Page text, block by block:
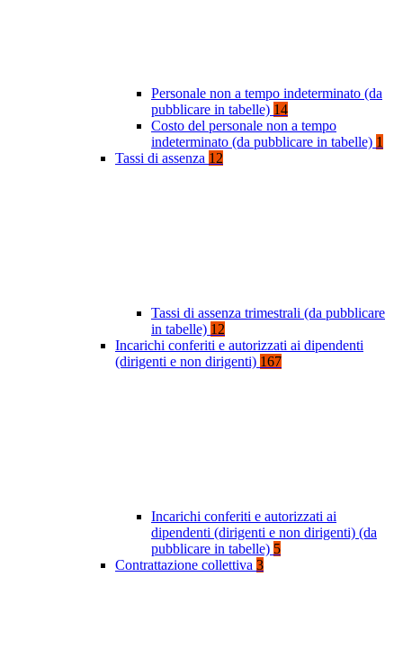
Personale non a tempo indeterminato (da
pubblicare in tabelle) 14
Costo del personale non a tempo
indeterminato (da pubblicare in tabelle) 1
Tassi di assenza 12
Tassi di assenza trimestrali (da pubblicare
in tabelle) 12
Incarichi conferiti e autorizzati ai dipendenti
(dirigenti e non dirigenti) 167
Incarichi conferiti e autorizzati ai
dipendenti (dirigenti e non dirigenti) (da
pubblicare in tabelle) 5
Contrattazione collettiva 3